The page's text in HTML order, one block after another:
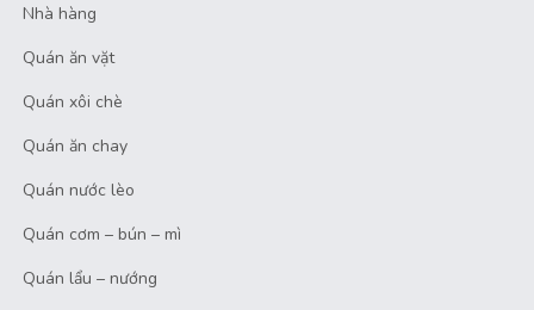
Nhà hàng
Quán ăn vặt
Quán xôi chè
Quán ăn chay
Quán nước lèo
Quán cơm – bún – mì
Quán lẩu – nướng